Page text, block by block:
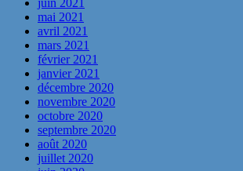
juin 2021
mai 2021
avril 2021
mars 2021
février 2021
janvier 2021
décembre 2020
novembre 2020
octobre 2020
septembre 2020
août 2020
juillet 2020